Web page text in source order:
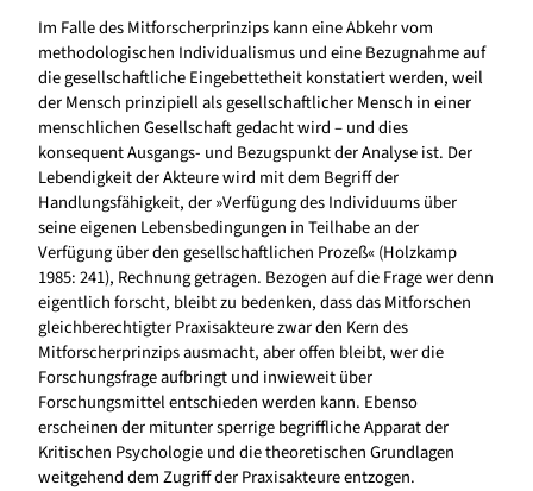
Im Falle des Mitforscherprinzips kann eine Abkehr vom
methodologischen Individualismus und eine Bezugnahme auf
die gesellschaftliche Eingebettetheit konstatiert werden, weil
der Mensch prinzipiell als gesellschaftlicher Mensch in einer
menschlichen Gesellschaft gedacht wird – und dies
konsequent Ausgangs- und Bezugspunkt der Analyse ist. Der
Lebendigkeit der Akteure wird mit dem Begriff der
Handlungsfähigkeit, der »Verfügung des Individuums über
seine eigenen Lebensbedingungen in Teilhabe an der
Verfügung über den gesellschaftlichen Prozeß« (Holzkamp
1985: 241), Rechnung getragen. Bezogen auf die Frage wer denn
eigentlich forscht, bleibt zu bedenken, dass das Mitforschen
gleichberechtigter Praxisakteure zwar den Kern des
Mitforscherprinzips ausmacht, aber offen bleibt, wer die
Forschungsfrage aufbringt und inwieweit über
Forschungsmittel entschieden werden kann. Ebenso
erscheinen der mitunter sperrige begriffliche Apparat der
Kritischen Psychologie und die theoretischen Grundlagen
weitgehend dem Zugriff der Praxisakteure entzogen.